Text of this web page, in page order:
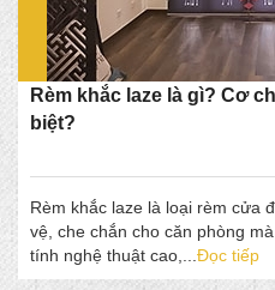
Rèm khắc laze là gì? Cơ
biệt?
Rèm khắc laze là loại rèm cửa
vệ, che chắn cho căn phòng
tính nghệ thuật cao,...Đọc tiếp